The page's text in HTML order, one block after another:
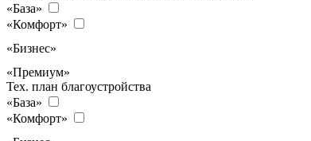
«База»
«Комфорт»
«Бизнес»
«Премиум»
Тех. план благоустройства
«База»
«Комфорт»